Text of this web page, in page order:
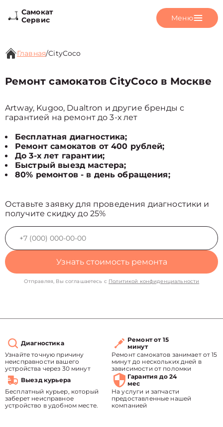
Самокат
Сервис
Меню
Главная/CityCoco
Ремонт самокатов CityCoco в Москве
Artway, Kugoo, Dualtron и другие бренды с
гарантией на ремонт до 3-х лет
Бесплатная диагностика;
Ремонт самокатов от 400 рублей;
До 3-х лет гарантии;
Быстрый выезд мастера;
80% ремонтов - в день обращения;
Оставьте заявку для проведения диагностики и
получите скидку до 25%
Узнать стоимость ремонта
Отправляя, Вы соглашаетесь с Политикой конфиденциальности
Диагностика
Узнайте точную причину
неисправности вашего
устройства через 30 минут
Ремонт от 15
минут
Ремонт самокатов занимает от 15
минут до нескольких дней в
зависимости от поломки
Выезд курьера
Бесплатный курьер, который
заберет неисправное
устройство в удобном месте.
Гарантия до 24
мес
На услуги и запчасти
предоставленные нашей
компанией